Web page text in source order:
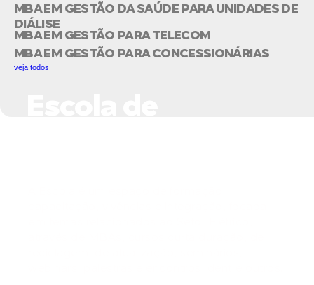
MBA EM GESTÃO DA SAÚDE PARA UNIDADES DE
DIÁLISE
MBA EM GESTÃO PARA TELECOM
MBA EM GESTÃO PARA CONCESSIONÁRIAS
veja todos